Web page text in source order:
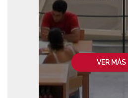
VER MÁS